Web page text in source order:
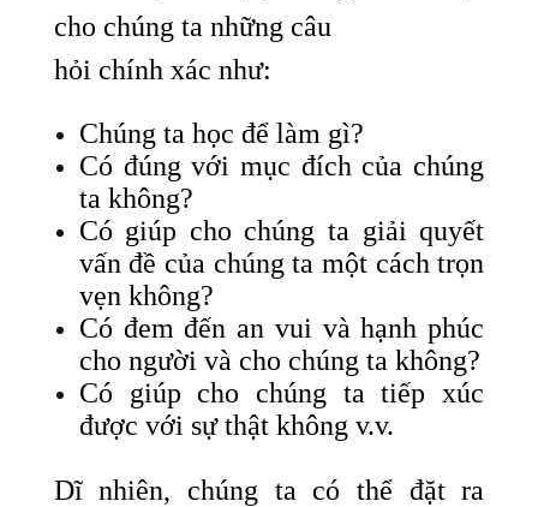
cho chúng ta những câu
hỏi chính xác như:
Chúng ta học để làm gì?
Có đúng với mục đích của chúng
ta không?
Có giúp cho chúng ta giải quyết
vấn đề của chúng ta một cách trọn
vẹn không?
Có đem đến an vui và hạnh phúc
cho người và cho chúng ta không?
Có giúp cho chúng ta tiếp xúc
được với sự thật không v.v.
Dĩ nhiên, chúng ta có thể đặt ra